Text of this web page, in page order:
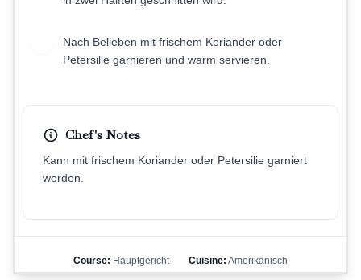
Nach Belieben mit frischem Koriander oder
Petersilie garnieren und warm servieren.
Chef's Notes
Kann mit frischem Koriander oder Petersilie garniert
werden.
Course: Hauptgericht Cuisine: Amerikanisch